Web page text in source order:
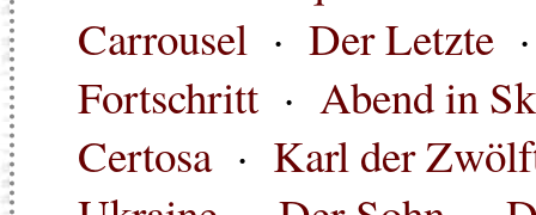
Carrousel · Der Letzte
Fortschritt · Abend in
Certosa· Karl der